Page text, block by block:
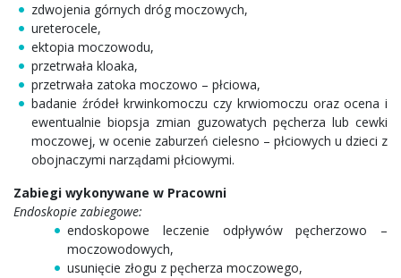
zdwojenia górnych dróg moczowych,
ureterocele,
ektopia moczowodu,
przetrwała kloaka,
przetrwała zatoka moczowo – płciowa,
badanie źródeł krwinkomoczu czy krwiomoczu oraz ocena i
ewentualnie biopsja zmian guzowatych pęcherza lub cewki
moczowej, w ocenie zaburzeń cielesno – płciowych u dzieci z
obojnaczymi narządami płciowymi.
Zabiegi wykonywane w Pracowni
Endoskopie zabiegowe:
endoskopowe leczenie odpływów pęcherzowo –
moczowodowych,
usunięcie złogu z pęcherza moczowego,